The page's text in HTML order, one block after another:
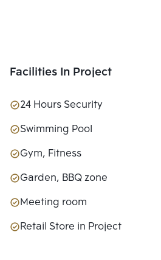
Facilities In Project
24 Hours Security
Swimming Pool
Gym, Fitness
Garden, BBQ zone
Meeting room
Retail Store in Project